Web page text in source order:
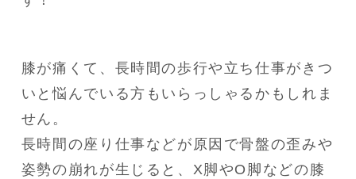
膝が痛くて、長時間の歩行や立ち仕事がきつ
いと悩んでいる方もいらっしゃるかもしれま
せん。
長時間の座り仕事などが原因で骨盤の歪みや
姿勢の崩れが生じると、X脚やO脚などの膝